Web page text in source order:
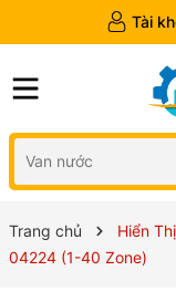
Tài
Trang chủ
Hiển
04224 (1-40 Zone)